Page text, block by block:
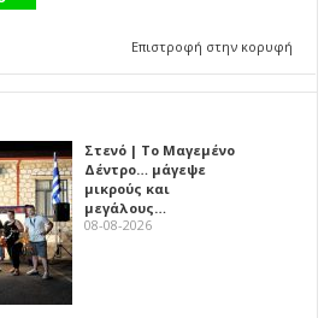
Επιστροφή στην κορυφή
Στενό | Το Μαγεμένο
Δέντρο… μάγεψε
μικρούς και
μεγάλους…
08-08-2026